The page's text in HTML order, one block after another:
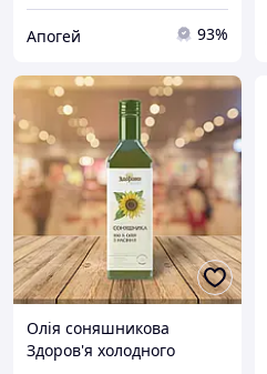
Апогей 93%
Олія соняшникова
Здоров'я холодного